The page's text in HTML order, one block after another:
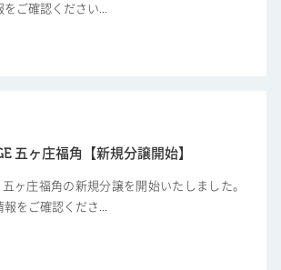
ご確認ください...
五ヶ庄福角【新規分譲開始】
五ヶ庄福角の新規分譲を開始いたしました。
をご確認くださ...